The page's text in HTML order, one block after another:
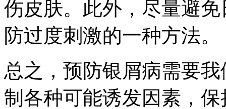
伤皮肤。此外，尽量避
防过度刺激的一种方法。
总之，预防银屑病需要
制各种可能诱发因素，